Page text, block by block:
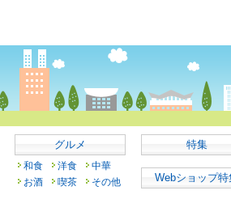
グルメ
和食 洋食
中華
お酒
喫茶 その他
特集
Webショップ特